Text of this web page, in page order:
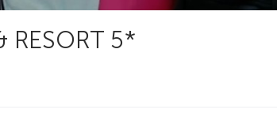
RESORT 5*